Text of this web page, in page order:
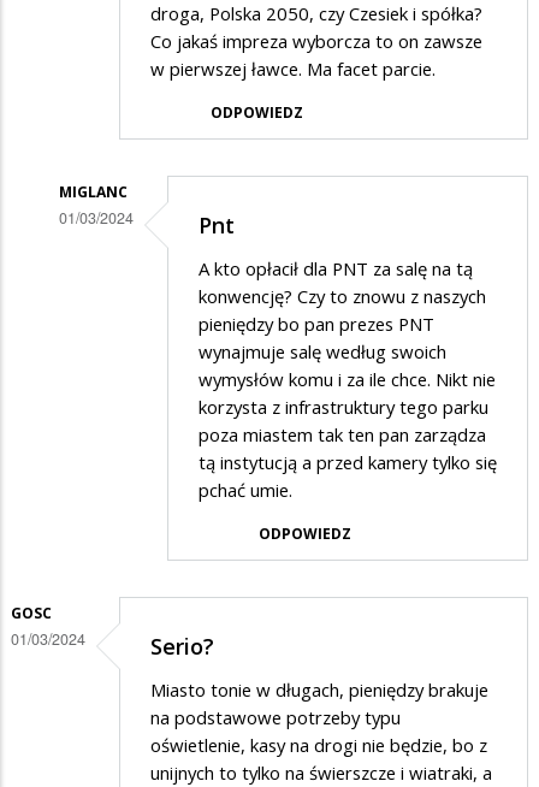
droga, Polska 2050, czy Czesiek i spółka?
Co jakaś impreza wyborcza to on zawsze
w pierwszej ławce. Ma facet parcie.
ODPOWIEDZ
MIGLANC
01/03/2024 Pnt
A kto opłacił dla PNT za salę na tą
konwencję? Czy to znowu z naszych
pieniędzy bo pan prezes PNT
wynajmuje salę według swoich
wymysłów komu i za ile chce. Nikt nie
korzysta z infrastruktury tego parku
poza miastem tak ten pan zarządza
tą instytucją a przed kamery tylko się
pchać umie.
ODPOWIEDZ
GOSC
01/03/2024 Serio?
Miasto tonie w długach, pieniędzy brakuje
na podstawowe potrzeby typu
oświetlenie, kasy na drogi nie będzie, bo z
unijnych to tylko na świerszcze i wiatraki, a